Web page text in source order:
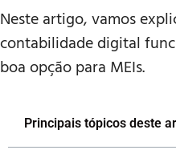
Neste artigo, vamos
contabilidade digital
boa opção para MEIs.
Principais tópicos deste